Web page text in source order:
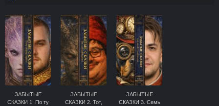
ЗАБЫТЫЕ
СКАЗКИ 1. По ту
ЗАБЫТЫЕ
СКАЗКИ 2. Тот,
ЗАБЫТЫЕ
СКАЗКИ 3. Семь